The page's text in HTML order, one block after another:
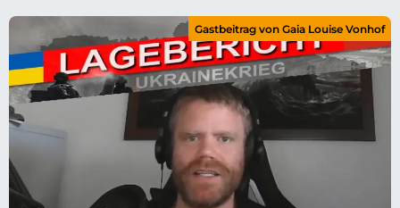
Gastbeitrag von Gaia Louise Vonhof